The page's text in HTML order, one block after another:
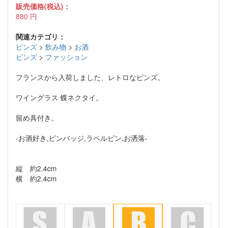
販売価格(税込)：
880 円
関連カテゴリ：
ピンズ > 飲み物 > お酒
ピンズ > ファッション
フランスから入荷しました、レトロなピンズ。
ワイングラス 蝶ネクタイ。
留め具付き。
-お酒好き,ピンバッジ,ラペルピン,お洒落-
縦 約2.4cm
横 約2.4cm